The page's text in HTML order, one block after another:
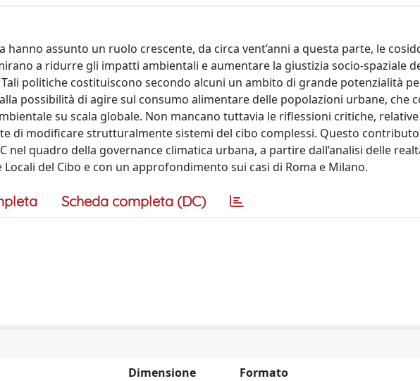
assunto un ruolo crescente, da circa vent’anni a questa parte, le
a ridurre gli impatti ambientali e aumentare la giustizia socio-spaziale
politiche costituiscono secondo alcuni un ambito di grande potenzialità
possibilità di agire sul consumo alimentare delle popolazioni urbane, che
su scala globale. Non mancano tuttavia le riflessioni critiche,
di modificare strutturalmente sistemi del cibo complessi. Questo
nel quadro della governance climatica urbana, a partire dall’analisi delle
del Cibo e con un approfondimento sui casi di Roma e Milano.
Scheda completa (DC)
Dimensione Formato